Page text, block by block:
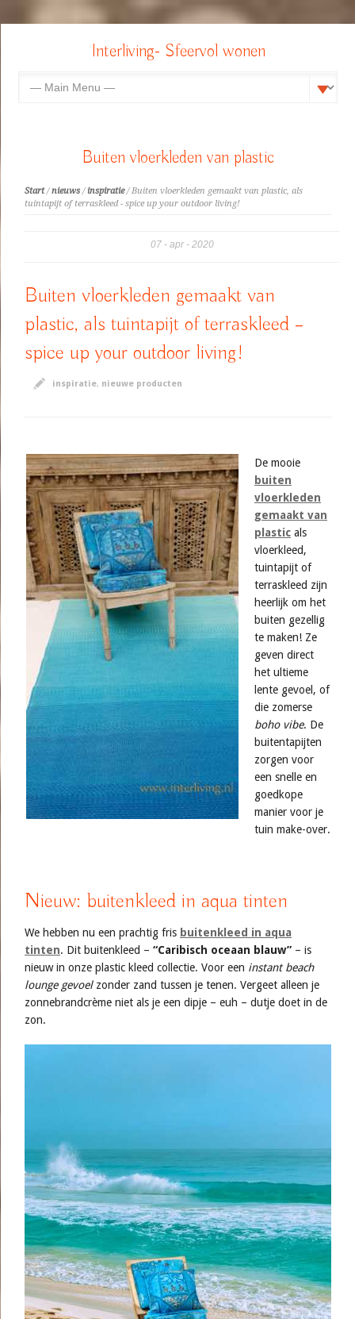
Interliving- Sfeervol wonen
Buiten vloerkleden van plastic
Start/nieuws /inspiratie/ Buiten vloerkleden gemaakt van plastic, als
tuintapijt of terraskleed - spice up your outdoor living!
07 apr 2020
Buiten vloerkleden gemaakt van
plastic, als tuintapijt of terraskleed –
spice up your outdoor living!
inspiratie, nieuwe producten
De mooie
buiten
vloerkleden
gemaakt van
plastic als
vloerkleed,
tuintapijt of
terraskleed zijn
heerlijk om het
buiten gezellig
te maken! Ze
geven direct
het ultieme
lente gevoel, of
die zomerse
boho vibe. De
buitentapijten
zorgen voor
een snelle en
goedkope
manier voor je
tuin make-over.
Nieuw: buitenkleed in aqua tinten
We hebben nu een prachtig fris buitenkleed in aqua
tinten. Dit buitenkleed – “Caribisch oceaan blauw” – is
nieuw in onze plastic kleed collectie. Voor een instant beach
lounge gevoelzonder zand tussen je tenen. Vergeet alleen je
zonnebrandcrème niet als je een dipje – euh – dutje doet in de
zon.